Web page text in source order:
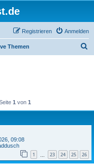
Anmelden
Registrieren
Themen
1 von 1
09:08
1 23 24 25 26